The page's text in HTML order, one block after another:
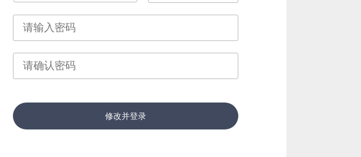
修改并登录